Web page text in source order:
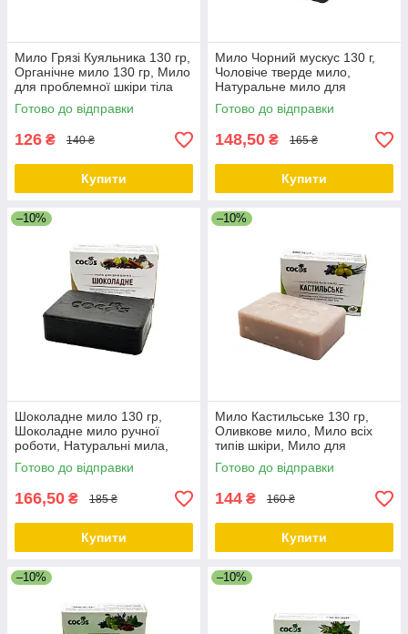
Мило Грязі Куяльника 130 гр,
Органічне мило 130 гр, Мило
для проблемної шкіри тіла
ТМ Cocos
Готово до відправки
126 ₴ 140 ₴
Купити
Мило Чорний мускус 130 г,
Чоловіче тверде мило,
Натуральне мило для
чоловіків, Мило для рук
чоловіче ТМ Cocos
Готово до відправки
148,50 ₴ 165 ₴
Купити
–10%
Шоколадне мило 130 гр,
Шоколадне мило ручної
роботи, Натуральні мила,
Мило для тіла чоловіче ТМ
Cocos
Готово до відправки
166,50 ₴ 185 ₴
Купити
–10%
Мило Кастильське 130 гр,
Оливкове мило, Мило всіх
типів шкіри, Мило для
обличчя та тіла натуральне
ТМ Cocos
Готово до відправки
144 ₴ 160 ₴
Купити
–10% –10%